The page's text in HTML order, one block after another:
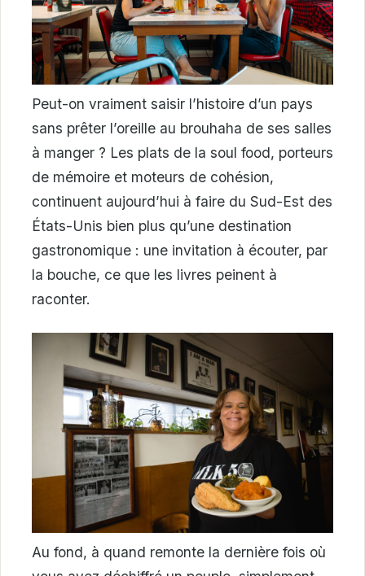
Peut-on vraiment saisir l’histoire d’un pays
sans prêter l’oreille au brouhaha de ses salles
à manger ? Les plats de la soul food, porteurs
de mémoire et moteurs de cohésion,
continuent aujourd’hui à faire du Sud-Est des
États-Unis bien plus qu’une destination
gastronomique : une invitation à écouter, par
la bouche, ce que les livres peinent à
raconter.
Au fond, à quand remonte la dernière fois où